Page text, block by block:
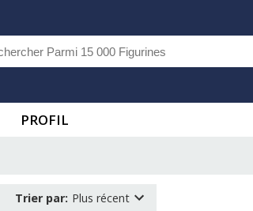
PROFIL
Trier par: Plus récent